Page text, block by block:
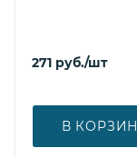
271 руб./шт
В